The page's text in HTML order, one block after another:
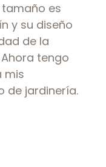
tamaño es
y su diseño
de la
tengo
mis
de jardinería.